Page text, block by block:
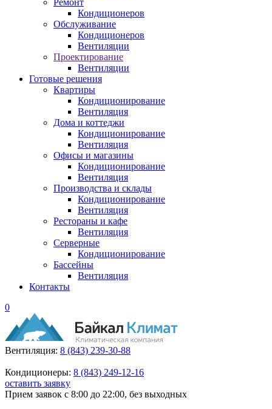
Ремонт
Кондиционеров
Обслуживание
Кондиционеров
Вентиляции
Проектирование
Вентиляции
Готовые решения
Квартиры
Кондиционирование
Вентиляция
Дома и коттеджи
Кондиционирование
Вентиляция
Офисы и магазины
Кондиционирование
Вентиляция
Производства и склады
Кондиционирование
Вентиляция
Рестораны и кафе
Вентиляция
Серверные
Кондиционирование
Бассейны
Вентиляция
Контакты
0
Вентиляция: 8 (843) 239-30-88
Кондиционеры: 8 (843) 249-12-16
оставить заявку
Прием заявок с 8:00 до 22:00, без выходных